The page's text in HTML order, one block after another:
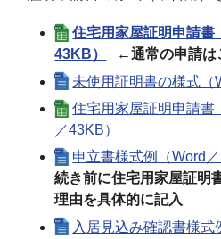
住宅用家屋証明申請
43KB）
←通常の申請は
未使用証明書の様式（
住宅用家屋証明申請書
／43KB）
申立書様式例（Word／
続き前に住宅用家屋証明
理由を具体的に記入
入居見込み確認書様式